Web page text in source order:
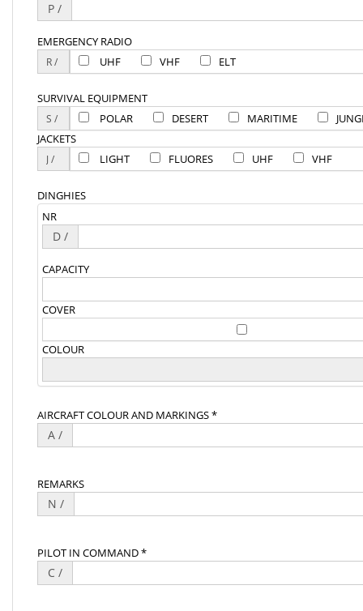
P /
EMERGENCY RADIO
UHF
VHF ELT
SURVIVAL EQUIPMENT
POLAR
DESERT MARITIME
JACKETS
LIGHT
FLUORES UHF VHF
DINGHIES
NR
D /
CAPACITY
COVER
COLOUR
AIRCRAFT COLOUR AND MARKINGS *
A /
REMARKS
N /
PILOT IN COMMAND *
C /